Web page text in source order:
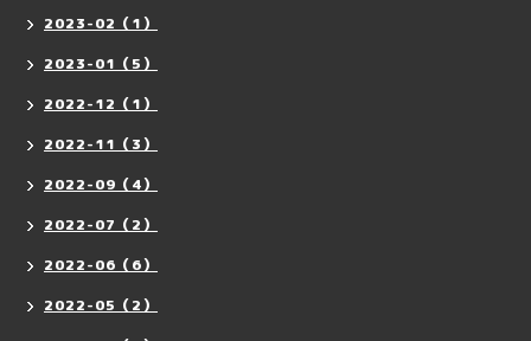
2023-02（1）
2023-01（5）
2022-12（1）
2022-11（3）
2022-09（4）
2022-07（2）
2022-06（6）
2022-05（2）